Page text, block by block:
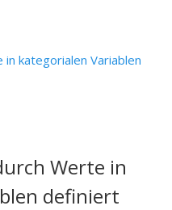
kategorialen Variablen
Werte in
definiert